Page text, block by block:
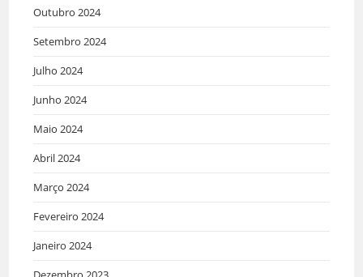
Outubro 2024
Setembro 2024
Julho 2024
Junho 2024
Maio 2024
Abril 2024
Março 2024
Fevereiro 2024
Janeiro 2024